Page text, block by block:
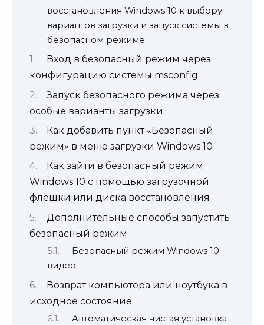
восстановления Windows 10 к выбору
вариантов загрузки и запуск системы в
безопасном режиме
Вход в безопасный режим через
конфигурацию системы msconfig
Запуск безопасного режима через
особые варианты загрузки
Как добавить пункт «Безопасный
режим» в меню загрузки Windows 10
Как зайти в безопасный режим
Windows 10 с помощью загрузочной
флешки или диска восстановления
Дополнительные способы запустить
безопасный режим
Безопасный режим Windows 10 —
видео
Возврат компьютера или ноутбука в
исходное состояние
Автоматическая чистая установка